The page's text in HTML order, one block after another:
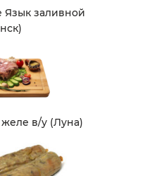
Язык заливной
в/у (Луна)